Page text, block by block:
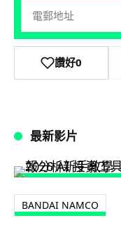
讚好0
最新影片
BANDAI NAMCO